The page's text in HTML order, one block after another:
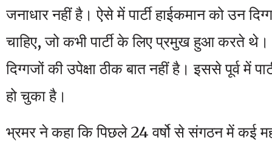
जनाधार नहीं है। ऐसे में पार्टी हाईकमान को उन
चाहिए, जो कभी पार्टी के लिए प्रमुख हुआ करते थे।
दिग्गजों की उपेक्षा ठीक बात नहीं है। इससे पूर्व में
हो चुका है।
भ्रमर ने कहा कि पिछले 24 वर्षो से संगठन में कई